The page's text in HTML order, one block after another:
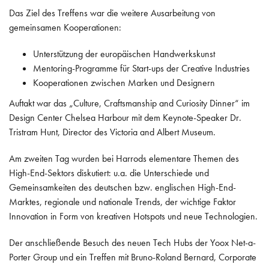
Das Ziel des Treffens war die weitere Ausarbeitung von
gemeinsamen Kooperationen:
Unterstützung der europäischen Handwerkskunst
Mentoring-Programme für Start-ups der Creative Industries
Kooperationen zwischen Marken und Designern
Auftakt war das „Culture, Craftsmanship and Curiosity Dinner“ im
Design Center Chelsea Harbour mit dem Keynote-Speaker Dr.
Tristram Hunt, Director des Victoria and Albert Museum.
Am zweiten Tag wurden bei Harrods elementare Themen des
High-End-Sektors diskutiert: u.a. die Unterschiede und
Gemeinsamkeiten des deutschen bzw. englischen High-End-
Marktes, regionale und nationale Trends, der wichtige Faktor
Innovation in Form von kreativen Hotspots und neue Technologien.
Der anschließende Besuch des neuen Tech Hubs der Yoox Net-a-
Porter Group und ein Treffen mit Bruno-Roland Bernard, Corporate